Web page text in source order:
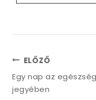
Bejegyzés
navigáció
ELŐZŐ
Egy nap az egészség
jegyében